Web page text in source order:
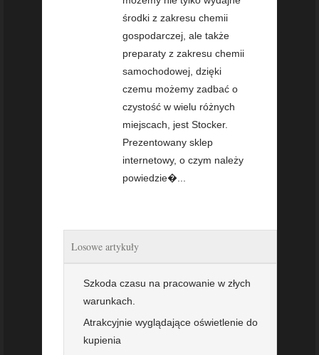
środki z zakresu chemii
gospodarczej, ale także
preparaty z zakresu chemii
samochodowej, dzięki
czemu możemy zadbać o
czystość w wielu różnych
miejscach, jest Stocker.
Prezentowany sklep
internetowy, o czym należy
powiedzie�...
Losowe artykuły
Szkoda czasu na pracowanie w złych
warunkach.
Atrakcyjnie wyglądające oświetlenie do
kupienia